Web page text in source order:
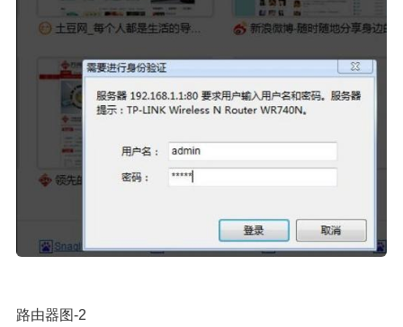
路由器图-2